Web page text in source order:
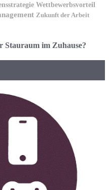
Wettbewerbsvorteil
Zukunft der Arbeit
Stauraum im Zuhause?